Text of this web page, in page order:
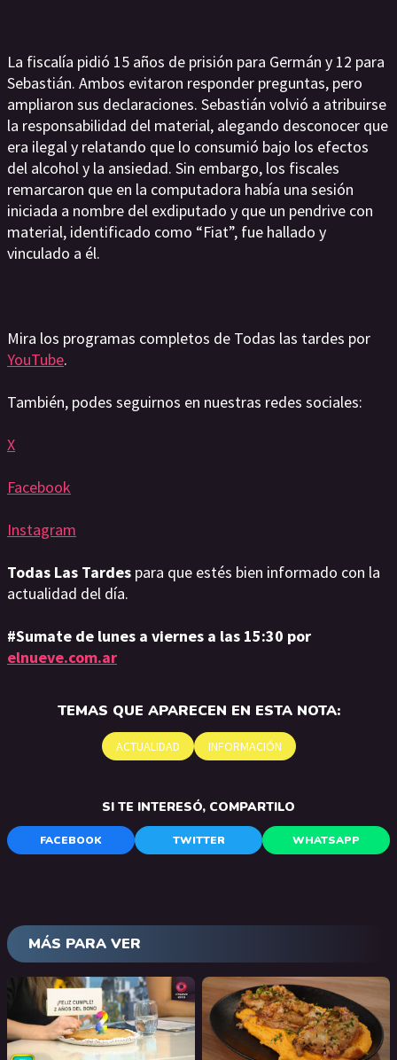
La fiscalía pidió 15 años de prisión para Germán y 12 para
Sebastián. Ambos evitaron responder preguntas, pero
ampliaron sus declaraciones. Sebastián volvió a atribuirse
la responsabilidad del material, alegando desconocer que
era ilegal y relatando que lo consumió bajo los efectos
del alcohol y la ansiedad. Sin embargo, los fiscales
remarcaron que en la computadora había una sesión
iniciada a nombre del exdiputado y que un pendrive con
material, identificado como “Fiat”, fue hallado y
vinculado a él.
Mira los programas completos de Todas las tardes por
YouTube.
También, podes seguirnos en nuestras redes sociales:
X
Facebook
Instagram
Todas Las Tardes para que estés bien informado con la
actualidad del día.
#Sumate de lunes a viernes a las 15:30 por
elnueve.com.ar
TEMAS QUE APARECEN EN ESTA NOTA:
ACTUALIDAD INFORMACIÓN
SI TE INTERESÓ, COMPARTILO
FACEBOOK TWITTER WHATSAPP
MÁS PARA VER